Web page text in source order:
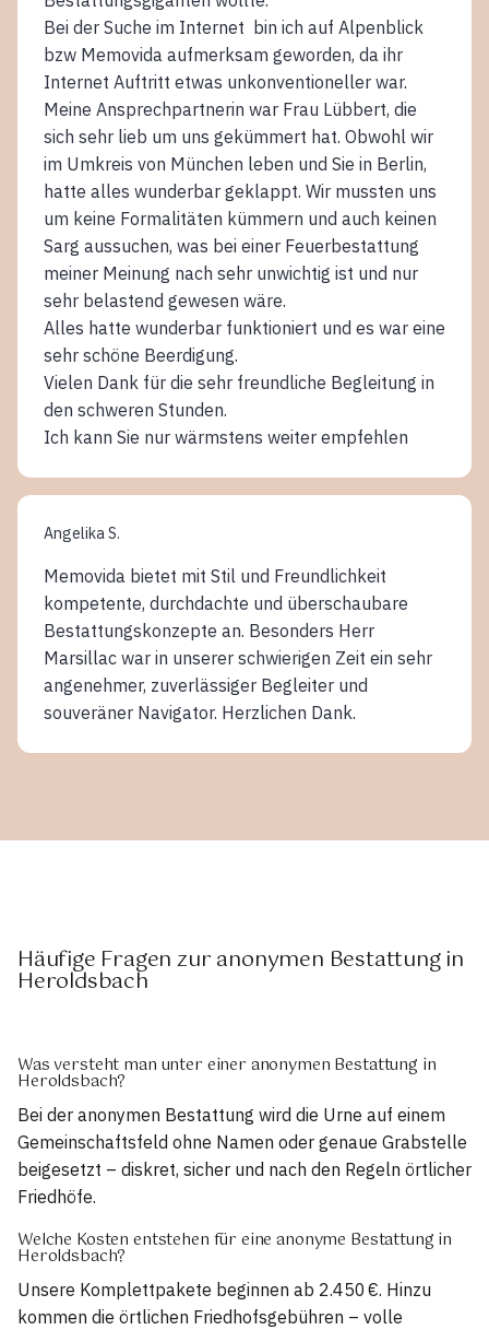
Bei der Suche im Internet bin ich auf Alpenblick
bzw Memovida aufmerksam geworden, da ihr
Internet Auftritt etwas unkonventioneller war.
Meine Ansprechpartnerin war Frau Lübbert, die
sich sehr lieb um uns gekümmert hat. Obwohl wir
im Umkreis von München leben und Sie in Berlin,
hatte alles wunderbar geklappt. Wir mussten uns
um keine Formalitäten kümmern und auch keinen
Sarg aussuchen, was bei einer Feuerbestattung
meiner Meinung nach sehr unwichtig ist und nur
sehr belastend gewesen wäre.
Alles hatte wunderbar funktioniert und es war eine
sehr schöne Beerdigung.
Vielen Dank für die sehr freundliche Begleitung in
den schweren Stunden.
Ich kann Sie nur wärmstens weiter empfehlen
Angelika S.
Memovida bietet mit Stil und Freundlichkeit
kompetente, durchdachte und überschaubare
Bestattungskonzepte an. Besonders Herr
Marsillac war in unserer schwierigen Zeit ein sehr
angenehmer, zuverlässiger Begleiter und
souveräner Navigator. Herzlichen Dank.
Häufige Fragen zur anonymen Bestattung in
Heroldsbach
Was versteht man unter einer anonymen Bestattung in
Heroldsbach?
Bei der anonymen Bestattung wird die Urne auf einem
Gemeinschaftsfeld ohne Namen oder genaue Grabstelle
beigesetzt – diskret, sicher und nach den Regeln örtlicher
Friedhöfe.
Welche Kosten entstehen für eine anonyme Bestattung in
Heroldsbach?
Unsere Komplettpakete beginnen ab 2.450 €. Hinzu
kommen die örtlichen Friedhofsgebühren – volle